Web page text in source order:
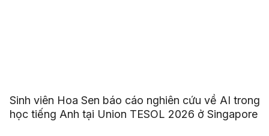
Sinh viên Hoa Sen báo cáo nghiên cứu về AI trong
học tiếng Anh tại Union TESOL 2026 ở Singapore